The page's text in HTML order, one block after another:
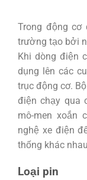
Trong động
trường tạo bởi
Khi dòng điện
dụng lên các
trục động cơ.
điện chạy qua
mô-men xoắn
nghệ xe điện
thống khác
Loại pin